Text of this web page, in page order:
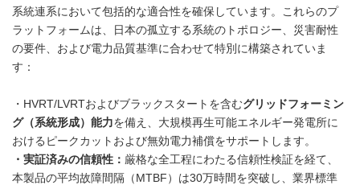
系統連系において包括的な適合性を確保しています。これらのプ
ラットフォームは、日本の孤立する系統のトポロジー、災害耐性
の要件、および電力品質基準に合わせて特別に構築されていま
す：
・HVRT/LVRTおよびブラックスタートを含むグリッドフォーミン
グ（系統形成）能力を備え、大規模再生可能エネルギー発電所に
おけるピークカットおよび無効電力補償をサポートします。
・実証済みの信頼性： 厳格な全工程にわたる信頼性検証を経て、
本製品の平均故障間隔（MTBF）は30万時間を突破し、業界標準